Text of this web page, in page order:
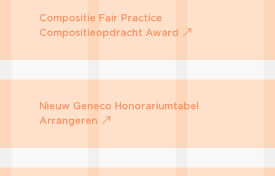
Compositie Fair Practice
Compositieopdracht Award
Nieuw Geneco Honorariumtabel
Arrangeren